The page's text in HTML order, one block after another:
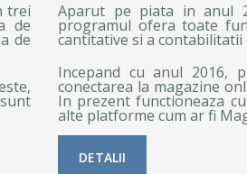
trei
de
de
Aparut pe piata in anul
programul ofera toate
cantitative si a contabilitatii
Incepand cu anul 2016,
conectarea la magazine
In prezent functioneaza
alte platforme cum ar fi
DETALII